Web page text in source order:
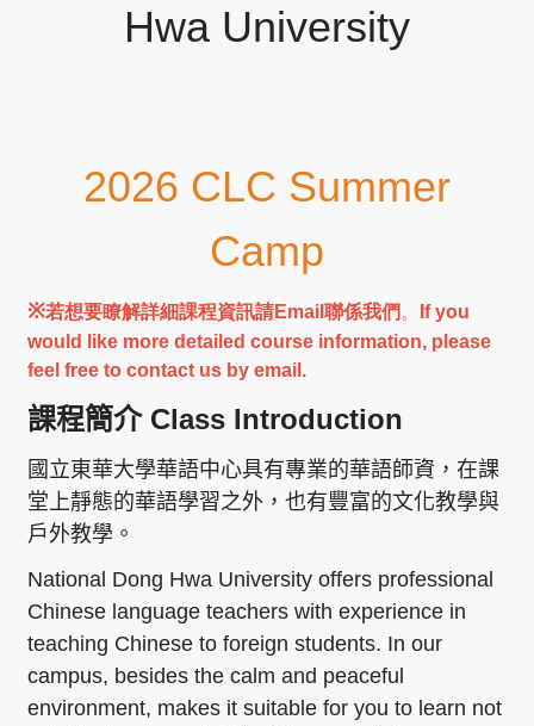
Hwa University
2026 CLC Summer
Camp
※若想要瞭解詳細課程資訊請Email聯係我們 。
If you
would like more detailed course information, please
feel free to contact us by email.
課程簡介Class Introduction
國立東華大學華語中心具有專業的華語師資，在課
堂上靜態的華語學習之外，也有豐富的文化教學與
戶外教學。
National Dong Hwa University offers professional
Chinese language teachers with experience in
teaching Chinese to foreign students. In our
campus, besides the calm and peaceful
environment, makes it suitable for you to learn not